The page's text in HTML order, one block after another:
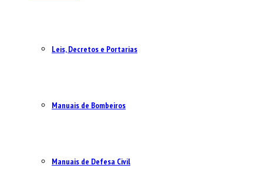
Leis, Decretos e Portarias
Manuais de Bombeiros
Manuais de Defesa Civil